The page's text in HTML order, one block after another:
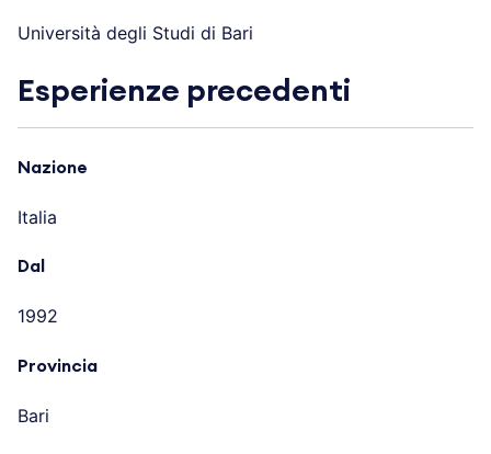
Università degli Studi di Bari
Esperienze precedenti
Nazione
Italia
Dal
1992
Provincia
Bari